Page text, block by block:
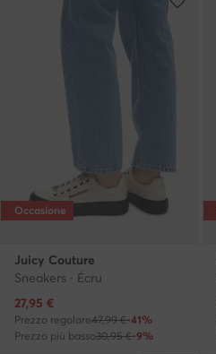
Occasione
Juicy Couture
Sneakers · Écru
Prezzo attuale
27,95 €
Prezzo regolare47,99 €-41%
Prezzo più basso30,95 €-9%